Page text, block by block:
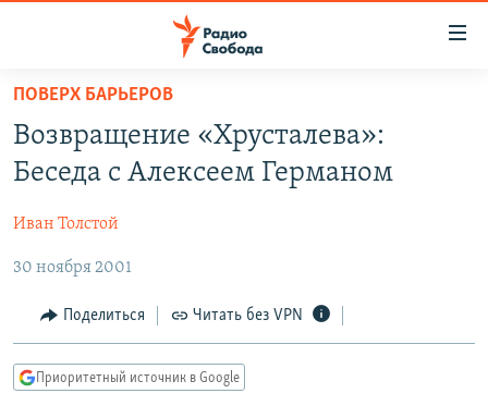
упрощенного
доступа
Вернуться
основному
Вернутся
главной
навигации
Вернутся
ПОДКАСТЫ
ЦИТАТЫ СВОБОДЫ
МНЕНИЯ
КУЛЬТУРА
IDEL.РЕАЛИИ
КАВКАЗ.РЕАЛИИ
ПОВЕРХ БАРЬЕРОВ
Возвращение «Хрусталева»:
Беседа с Алексеем Германом
Иван Толстой
30 ноября 2001
Поделиться Читать без VPN
Приоритетный источник в Google